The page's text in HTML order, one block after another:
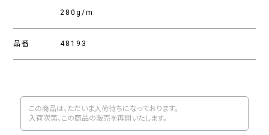
280g/m
品番 48193
この商品は、ただいま入荷待ちになっております。
入荷次第、この商品の販売を再開いたします。